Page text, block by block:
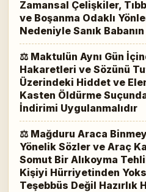
Zamansal Çelişkiler,
ve Boşanma Odaklı
Nedeniyle Sanık
⚖ Maktulün Aynı Gün
Hakaretleri ve Sözünü
Üzerindeki Hiddet ve
Kasten Öldürme
İndirimi Uygulanmalıdır
⚖ Mağduru Araca
Yönelik Sözler ve Araç
Somut Bir Alıkoyma
Kişiyi Hürriyetinden
Teşebbüs Değil Hazırlık